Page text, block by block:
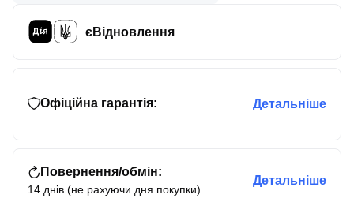
єВідновлення
Офіційна гарантія: Детальніше
Повернення/обмін:
14 днів (не рахуючи дня покупки)
Детальніше